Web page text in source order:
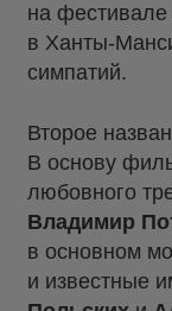
на
в Ханты-
симпатий.
Второе
В основу
любовного
Владимир
в основном
и известные